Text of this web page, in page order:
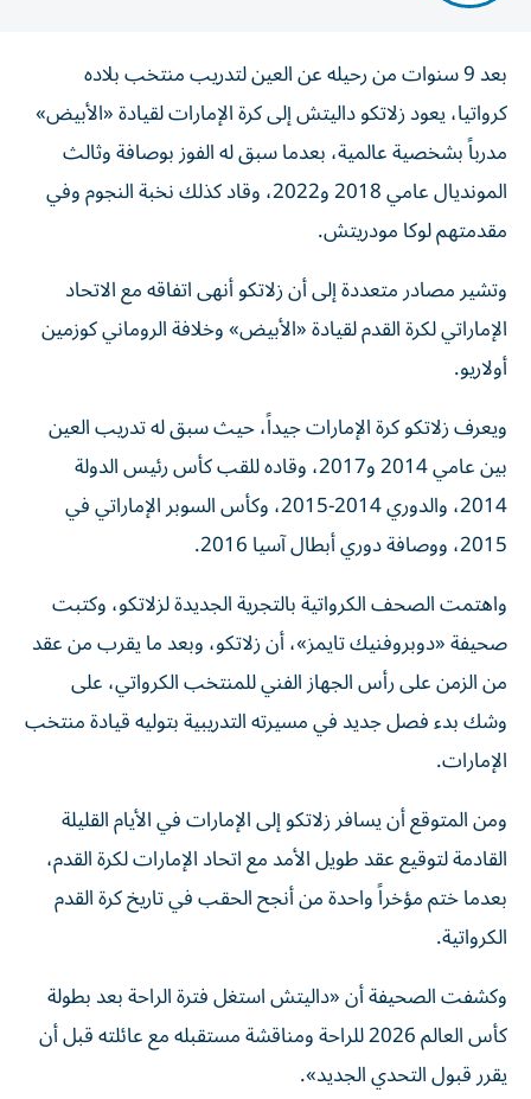
بعد 9 سنوات من رحيله عن العين لتدريب منتخب بلاده
كرواتيا، يعود زلاتكو داليتش إلى كرة الإمارات لقيادة «الأبيض»
مدرباً بشخصية عالمية، بعدما سبق له الفوز بوصافة وثالث
المونديال عامي 2018 و2022، وقاد كذلك نخبة النجوم وفي
مقدمتهم لوكا مودريتش.
وتشير مصادر متعددة إلى أن زلاتكو أنهى اتفاقه مع الاتحاد
الإماراتي لكرة القدم لقيادة «الأبيض» وخلافة الروماني كوزمين
أولاريو.
ويعرف زلاتكو كرة الإمارات جيداً، حيث سبق له تدريب العين
بين عامي 2014 و2017، وقاده للقب كأس رئيس الدولة
2014، والدوري 2014-2015، وكأس السوبر الإماراتي في
2015، ووصافة دوري أبطال آسيا 2016.
واهتمت الصحف الكرواتية بالتجرية الجديدة لزلاتكو، وكتبت
صحيفة «دوبروفنيك تايمز»، أن زلاتكو، وبعد ما يقرب من عقد
من الزمن على رأس الجهاز الفني للمنتخب الكرواتي، على
وشك بدء فصل جديد في مسيرته التدريبية بتوليه قيادة منتخب
الإمارات.
ومن المتوقع أن يسافر زلاتكو إلى الإمارات في الأيام القليلة
القادمة لتوقيع عقد طويل الأمد مع اتحاد الإمارات لكرة القدم،
بعدما ختم مؤخراً واحدة من أنجح الحقب في تاريخ كرة القدم
الكرواتية.
وكشفت الصحيفة أن «داليتش استغل فترة الراحة بعد بطولة
كأس العالم 2026 للراحة ومناقشة مستقبله مع عائلته قبل أن
يقرر قبول التحدي الجديد».